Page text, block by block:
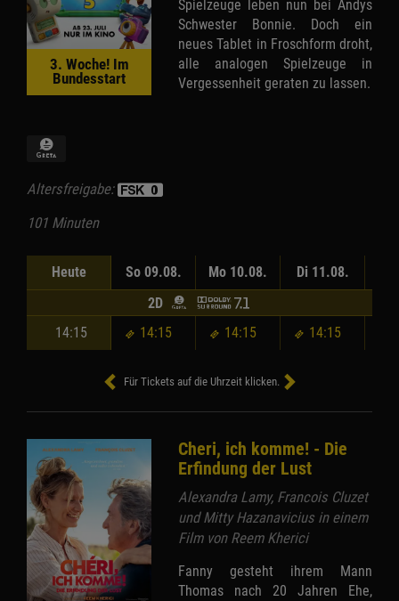
3. Woche! Im
Bundesstart
Spielzeuge leben nun bei Andys
Schwester Bonnie. Doch ein
neues Tablet in Froschform droht,
alle analogen Spielzeuge in
Vergessenheit geraten zu lassen.
Altersfreigabe:
101 Minuten
Heute So 09.08. Mo 10.08. Di 11.08.
14:15 14:15 14:15 14:15
2D
Für Tickets auf die Uhrzeit klicken.
Cheri, ich komme! - Die
Erfindung der Lust
Alexandra Lamy, Francois Cluzet
und Mitty Hazanavicius in einem
Film von Reem Kherici
Fanny gesteht ihrem Mann
Thomas nach 20 Jahren Ehe,